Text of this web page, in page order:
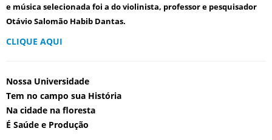
e música selecionada foi a do violinista, professor e pesquisador
Otávio Salomão Habib Dantas.
CLIQUE AQUI
Nossa Universidade
Tem no campo sua História
Na cidade na floresta
É Saúde e Produção